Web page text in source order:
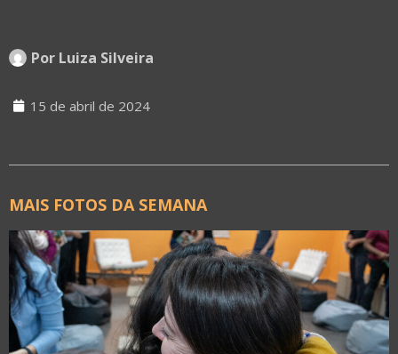
Por Luiza Silveira
15 de abril de 2024
MAIS FOTOS DA SEMANA